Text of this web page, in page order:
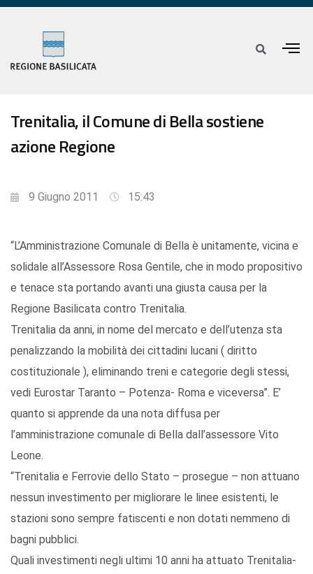
Trenitalia, il Comune di Bella sostiene
azione Regione
9 Giugno 2011 15:43
“L’Amministrazione Comunale di Bella è unitamente, vicina e
solidale all’Assessore Rosa Gentile, che in modo propositivo
e tenace sta portando avanti una giusta causa per la
Regione Basilicata contro Trenitalia.
Trenitalia da anni, in nome del mercato e dell’utenza sta
penalizzando la mobilità dei cittadini lucani ( diritto
costituzionale ), eliminando treni e categorie degli stessi,
vedi Eurostar Taranto – Potenza- Roma e viceversa”. E’
quanto si apprende da una nota diffusa per
l’amministrazione comunale di Bella dall’assessore Vito
Leone.
“Trenitalia e Ferrovie dello Stato – prosegue – non attuano
nessun investimento per migliorare le linee esistenti, le
stazioni sono sempre fatiscenti e non dotati nemmeno di
bagni pubblici.
Quali investimenti negli ultimi 10 anni ha attuato Trenitalia-